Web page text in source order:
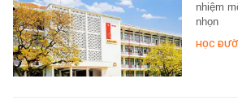
nhiệm
nhọn
HỌC